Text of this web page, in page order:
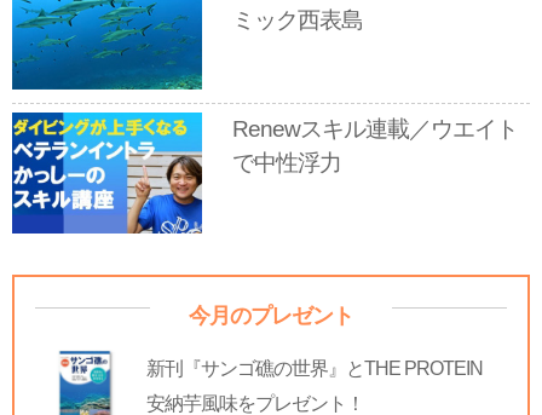
ミック西表島
Renewスキル連載／ウエイト
で中性浮力
今月のプレゼント
新刊『サンゴ礁の世界』とTHE PROTEIN
安納芋風味をプレゼント！